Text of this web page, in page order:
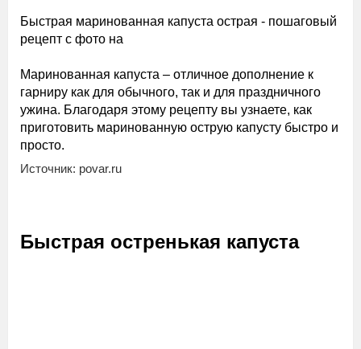
Быстрая маринованная капуста острая - пошаговый
рецепт с фото на
Маринованная капуста – отличное дополнение к
гарниру как для обычного, так и для праздничного
ужина. Благодаря этому рецепту вы узнаете, как
приготовить маринованную острую капусту быстро и
просто.
Источник: povar.ru
Быстрая остренькая капуста